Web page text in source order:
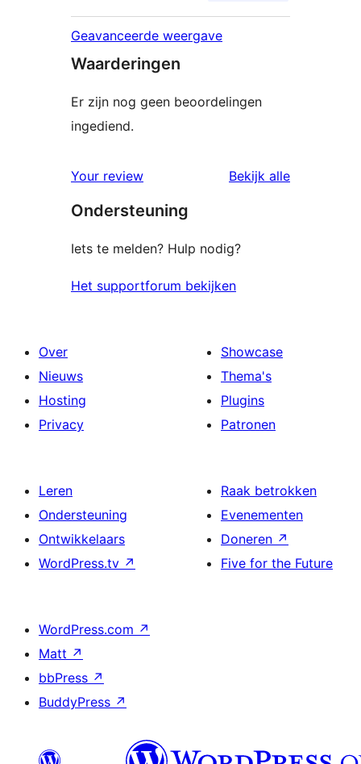
Geavanceerde weergave
Waarderingen
Er zijn nog geen beoordelingen
ingediend.
Your review Bekijk alle
Ondersteuning
Iets te melden? Hulp nodig?
Het supportforum bekijken
Over
Nieuws
Hosting
Privacy
Showcase
Thema's
Plugins
Patronen
Leren
Ondersteuning
Ontwikkelaars
WordPress.tv ↗
Raak betrokken
Evenementen
Doneren ↗
Five for the Future
WordPress.com ↗
Matt ↗
bbPress ↗
BuddyPress ↗